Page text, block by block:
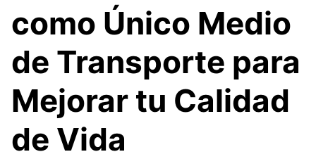
como Único Medio
de Transporte para
Mejorar tu Calidad
de Vida